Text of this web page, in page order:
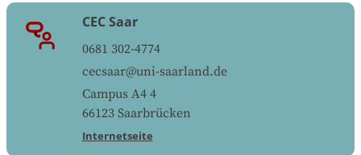
CEC Saar
0681 302-4774
cecsaar@uni-saarland.de
Campus A4 4
66123 Saarbrücken
Internetseite